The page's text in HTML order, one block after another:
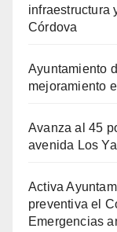
infraestructura
Córdova
Ayuntamiento
mejoramiento
Avanza al 45
avenida Los
Activa
preventiva el
Emergencias